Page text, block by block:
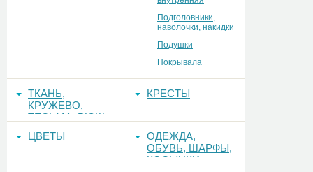
Подголовники,
наволочки, накидки
Подушки
Покрывала
ТКАНЬ,
КРУЖЕВО,
ТЕСЬМА, РЮШ
КРЕСТЫ
ЦВЕТЫ
ОДЕЖДА,
ОБУВЬ, ШАРФЫ,
КОСЫНКИ